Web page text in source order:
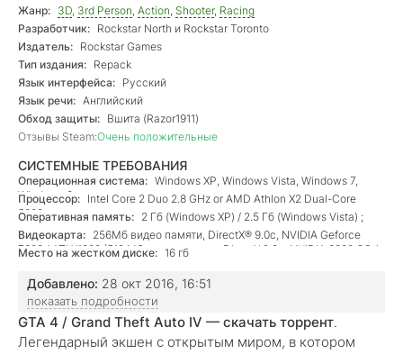
Жанр: 3D, 3rd Person, Action, Shooter, Racing
Разработчик: Rockstar North и Rockstar Toronto
Издатель: Rockstar Games
Тип издания: Repack
Язык интерфейса: Русский
Язык речи: Английский
Обход защиты: Вшита (Razor1911)
Отзывы Steam:Очень положительные
СИСТЕМНЫЕ ТРЕБОВАНИЯ
Операционная система: Windows ХР, Windows Vista, Windows 7,
Windows 8;
Процессор: Intel Core 2 Duo 2.8 GHz or AMD Athlon X2 Dual-Core
5200+;
Оперативная память: 2 Гб (Windows XP) / 2.5 Гб (Windows Vista) ;
Видеокарта: 256Мб видео памяти, DirectX® 9.0c, NVIDIA Geforce
7800 / ATI X1800 (512 Мб видео памяти, DirectX 9.0c, NVIDIA 8800 GS /
Место на жестком диске: 16 гб
Добавлено: 28 окт 2016, 16:51
показать подробности
GTA 4 / Grand Theft Auto IV — скачать торрент.
Легендарный экшен с открытым миром, в котором